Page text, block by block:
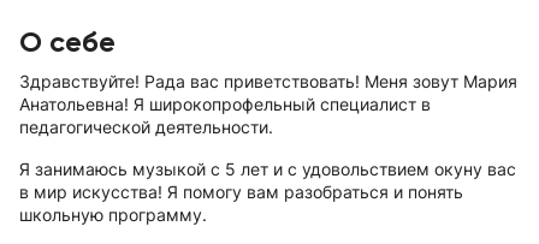
О себе
Здравствуйте! Рада вас приветствовать! Меня зовут Мария
Анатольевна! Я широкопрофельный специалист в
педагогической деятельности.
Я занимаюсь музыкой с 5 лет и с удовольствием окуну вас
в мир искусства! Я помогу вам разобраться и понять
школьную программу.